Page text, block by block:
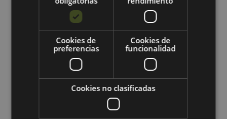
Cookies de
preferencias
Cookies de
funcionalidad
Cookies no clasificadas